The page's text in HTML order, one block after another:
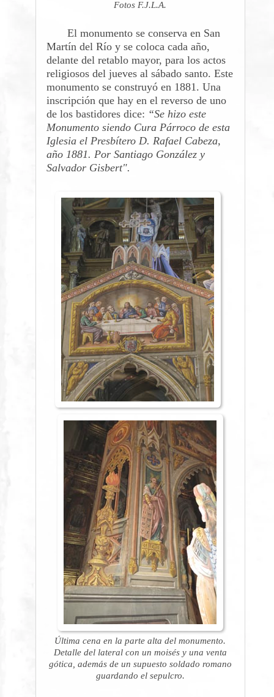
Fotos F.J.L.A.
El monumento se conserva en San
Martín del Río y se coloca cada año,
delante del retablo mayor, para los actos
religiosos del jueves al sábado santo. Este
monumento se construyó en 1881. Una
inscripción que hay en el reverso de uno
de los bastidores dice: “Se hizo este
Monumento siendo Cura Párroco de esta
Iglesia el Presbítero D. Rafael Cabeza,
año 1881. Por Santiago González y
Salvador Gisbert".
Última cena en la parte alta del monumento.
Detalle del lateral con un moisés y una venta
gótica, además de un supuesto soldado romano
guardando el sepulcro.